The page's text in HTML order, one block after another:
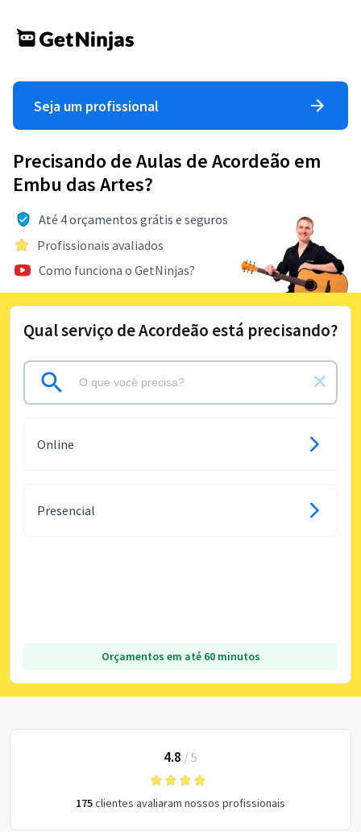
Seja um profissional
Precisando de Aulas de Acordeão em
Embu das Artes?
Até 4 orçamentos grátis e seguros
Profissionais avaliados
Como funciona o GetNinjas?
Qual serviço de Acordeão está precisando?
Online
Presencial
Orçamentos em até 60 minutos
4.8 / 5
175clientes avaliaram nossos profissionais